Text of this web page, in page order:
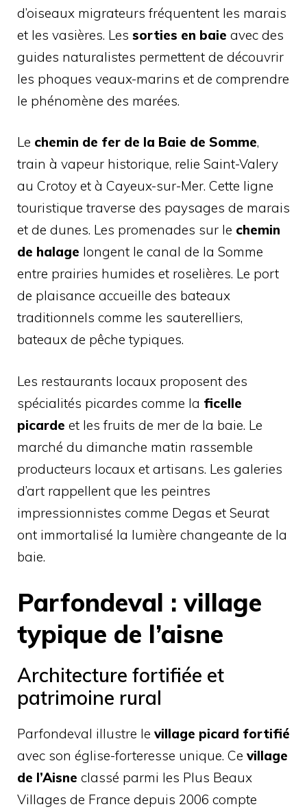
d’oiseaux migrateurs fréquentent les marais
et les vasières. Les sorties en baie avec des
guides naturalistes permettent de découvrir
les phoques veaux-marins et de comprendre
le phénomène des marées.
Le chemin de fer de la Baie de Somme,
train à vapeur historique, relie Saint-Valery
au Crotoy et à Cayeux-sur-Mer. Cette ligne
touristique traverse des paysages de marais
et de dunes. Les promenades sur le chemin
de halage longent le canal de la Somme
entre prairies humides et roselières. Le port
de plaisance accueille des bateaux
traditionnels comme les sauterelliers,
bateaux de pêche typiques.
Les restaurants locaux proposent des
spécialités picardes comme la ficelle
picarde et les fruits de mer de la baie. Le
marché du dimanche matin rassemble
producteurs locaux et artisans. Les galeries
d’art rappellent que les peintres
impressionnistes comme Degas et Seurat
ont immortalisé la lumière changeante de la
baie.
Parfondeval : village
typique de l’aisne
Architecture fortifiée et
patrimoine rural
Parfondeval illustre le village picard fortifié
avec son église-forteresse unique. Ce village
de l’Aisne classé parmi les Plus Beaux
Villages de France depuis 2006 compte